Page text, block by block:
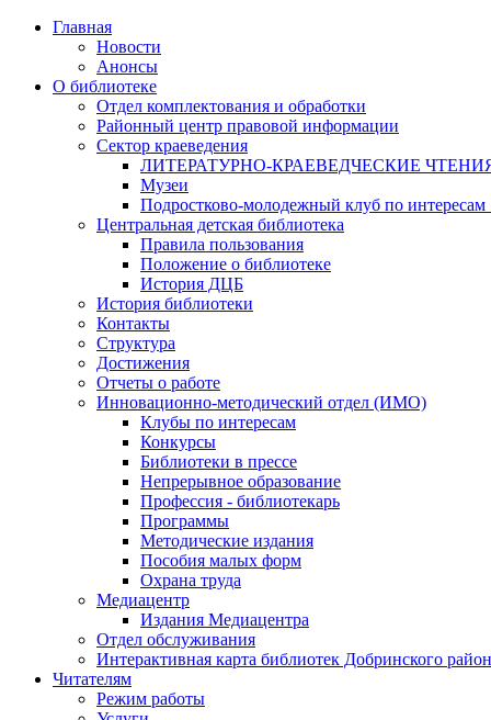
Главная
Новости
Анонсы
О библиотеке
Отдел комплектования и обработки
Районный центр правовой информации
Сектор краеведения
ЛИТЕРАТУРНО-КРАЕВЕДЧЕСКИЕ
Музеи
Подростково-молодежный клуб по интересам
Центральная детская библиотека
Правила пользования
Положение о библиотеке
История ДЦБ
История библиотеки
Контакты
Структура
Достижения
Отчеты о работе
Инновационно-методический отдел (ИМО)
Клубы по интересам
Конкурсы
Библиотеки в прессе
Непрерывное образование
Профессия - библиотекарь
Программы
Методические издания
Пособия малых форм
Охрана труда
Медиацентр
Издания Медиацентра
Отдел обслуживания
Интерактивная карта библиотек Добринского
Читателям
Режим работы